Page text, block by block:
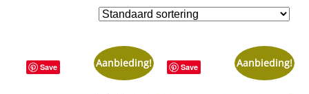
Save Aanbieding! Save Aanbieding!